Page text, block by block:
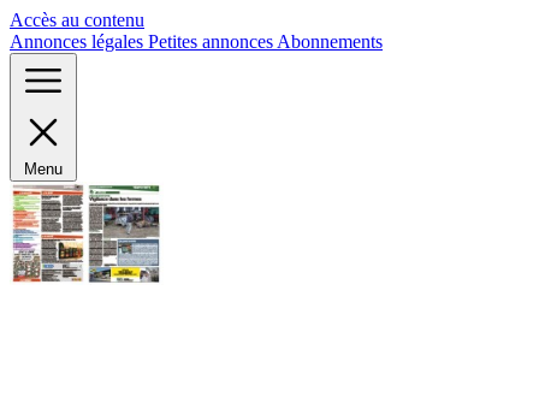
Accès au contenu
Annonces légales Petites annonces Abonnements
Menu
Panneau de gestion des cookies